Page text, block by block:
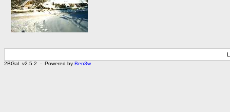
2BGal v2.5.2 - Powered by Ben3w